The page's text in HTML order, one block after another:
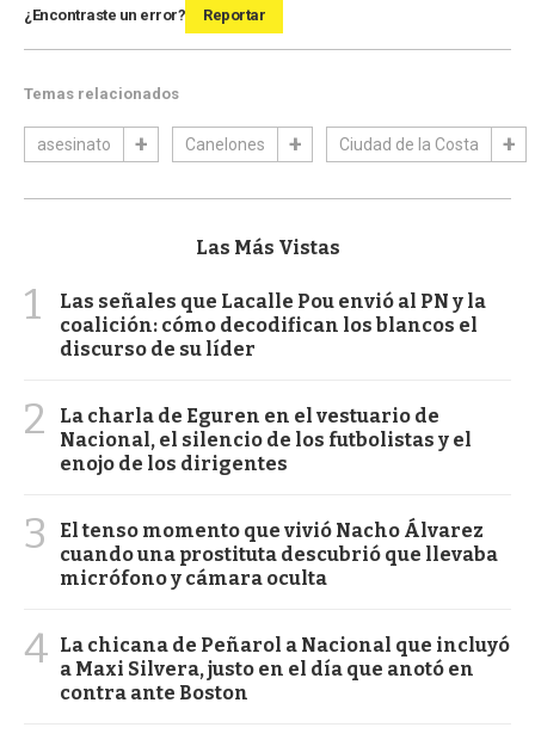
¿Encontraste un error? Reportar
Temas relacionados
asesinato Canelones Ciudad de la Costa
Las Más Vistas
1
Las señales que Lacalle Pou envió al PN y la
coalición: cómo decodifican los blancos el
discurso de su líder
2
La charla de Eguren en el vestuario de
Nacional, el silencio de los futbolistas y el
enojo de los dirigentes
3
El tenso momento que vivió Nacho Álvarez
cuando una prostituta descubrió que llevaba
micrófono y cámara oculta
4 La chicana de Peñarol a Nacional que incluyó
a Maxi Silvera, justo en el día que anotó en
contra ante Boston